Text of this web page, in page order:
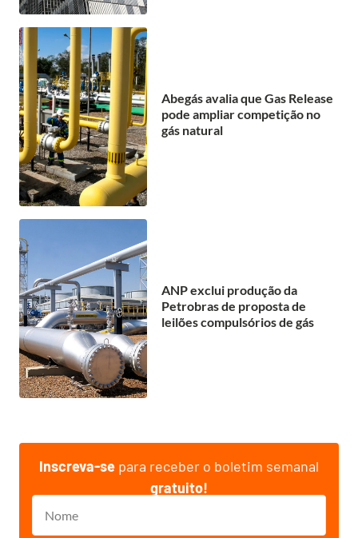
Abegás avalia que Gas Release
pode ampliar competição no
gás natural
ANP exclui produção da
Petrobras de proposta de
leilões compulsórios de gás
Inscreva-se para receber o boletim semanal
gratuito!